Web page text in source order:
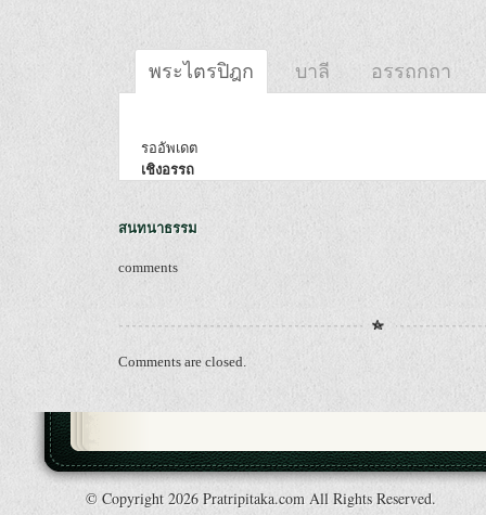
พระไตรปิฎก บาลี อรรถกถา
รออัพเดต
เชิงอรรถ
สนทนาธรรม
comments
Comments are closed.
© Copyright 2026 Pratripitaka.com All Rights Reserved.